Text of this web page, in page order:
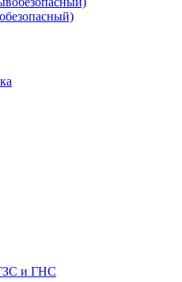
и ГНС